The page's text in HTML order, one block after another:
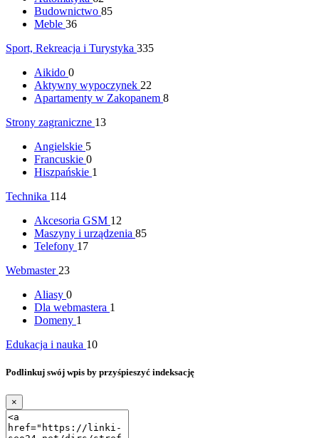
Budownictwo 85
Meble 36
Sport, Rekreacja i Turystyka 335
Aikido 0
Aktywny wypoczynek 22
Apartamenty w Zakopanem 8
Strony zagraniczne 13
Angielskie 5
Francuskie 0
Hiszpańskie 1
Technika 114
Akcesoria GSM 12
Maszyny i urządzenia 85
Telefony 17
Webmaster 23
Aliasy 0
Dla webmastera 1
Domeny 1
Edukacja i nauka 10
Podlinkuj swój wpis by przyśpieszyć indeksację
×